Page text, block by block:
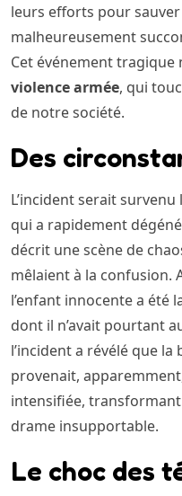
leurs efforts pour
malheureusement
Cet événement tragique
violence armée, qui
de notre société.
Des
L’incident serait survenu
qui a rapidement
décrit une scène de
mêlaient à la confusion.
l’enfant innocente a été
dont il n’avait pourtant
l’incident a révélé que la
provenait,
intensifiée,
drame insupportable.
Le choc des